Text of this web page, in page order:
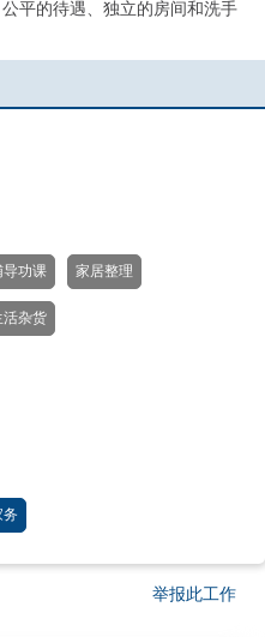
平的待遇、独立的房间和洗手
导功课 家居整理
活杂货
务
举报此工作